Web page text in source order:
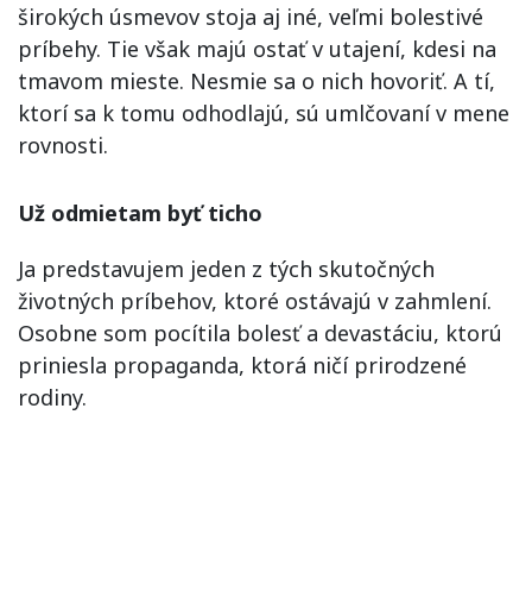
širokých úsmevov stoja aj iné, veľmi bolestivé
príbehy. Tie však majú ostať v utajení, kdesi na
tmavom mieste. Nesmie sa o nich hovoriť. A tí,
ktorí sa k tomu odhodlajú, sú umlčovaní v mene
rovnosti.
Už odmietam byť ticho
Ja predstavujem jeden z tých skutočných
životných príbehov, ktoré ostávajú v zahmlení.
Osobne som pocítila bolesť a devastáciu, ktorú
priniesla propaganda, ktorá ničí prirodzené
rodiny.